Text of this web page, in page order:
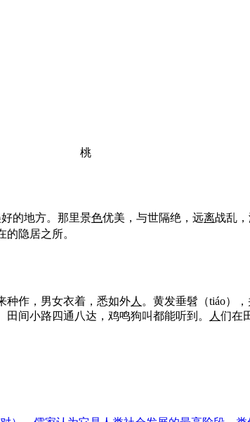
桃
的地方。那里景色优美，与世隔绝，远离战乱
的隐居之所。
种作，男女衣着，悉如外人 。黄发垂髫（tiáo）
田间小路四通八达，鸡鸣狗叫都能听到。 人 们在